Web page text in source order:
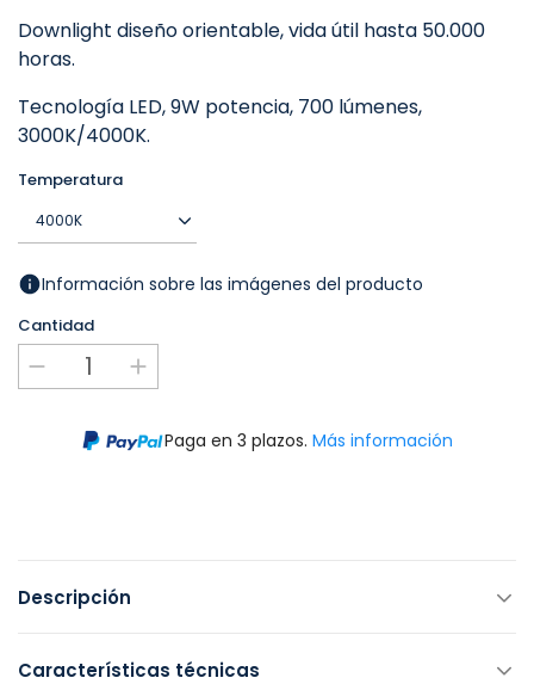
Downlight diseño orientable, vida útil hasta 50.000
horas.
Tecnología LED, 9W potencia, 700 lúmenes,
3000K/4000K.
Temperatura
Información sobre las imágenes del producto
Cantidad
Paga en 3 plazos. Más información
Descripción
Características técnicas